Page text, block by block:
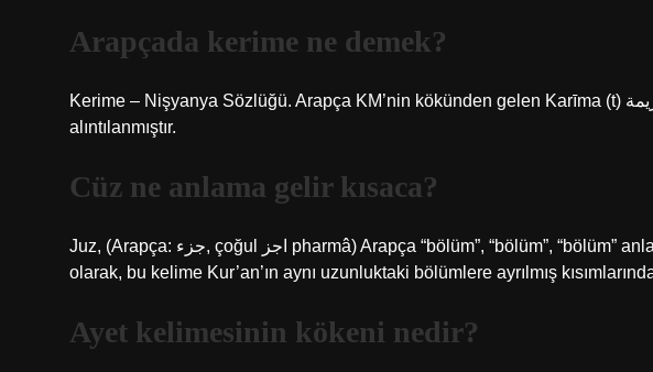
Arapçada kerime ne demek?
Kerime – Nişyanya Sözlüğü. Arapça KM’nin kökünden gelen Karīma (t) كريمة, “en yüksek kadın, bayan” kelimesinden
alıntılanmıştır.
Cüz ne anlama gelir kısaca?
Juz, (Arapça: جزء, çoğul اجز pharmâ) Arapça “bölüm”, “bölüm”, “bölüm” anlamına gelir. “Kur’an” hakkında bir terim
olarak, bu kelime Kur’an’ın aynı uzunluktaki bölümlere ayrılmış
Ayet kelimesinin kökeni nedir?